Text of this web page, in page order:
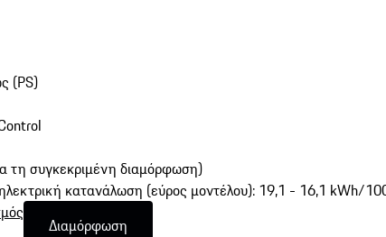
(PS)
τη συγκεκριμένη διαμόρφωση)
κατανάλωση (εύρος μοντέλου): 19,1 - 16,1 kWh/
Διαμόρφωση